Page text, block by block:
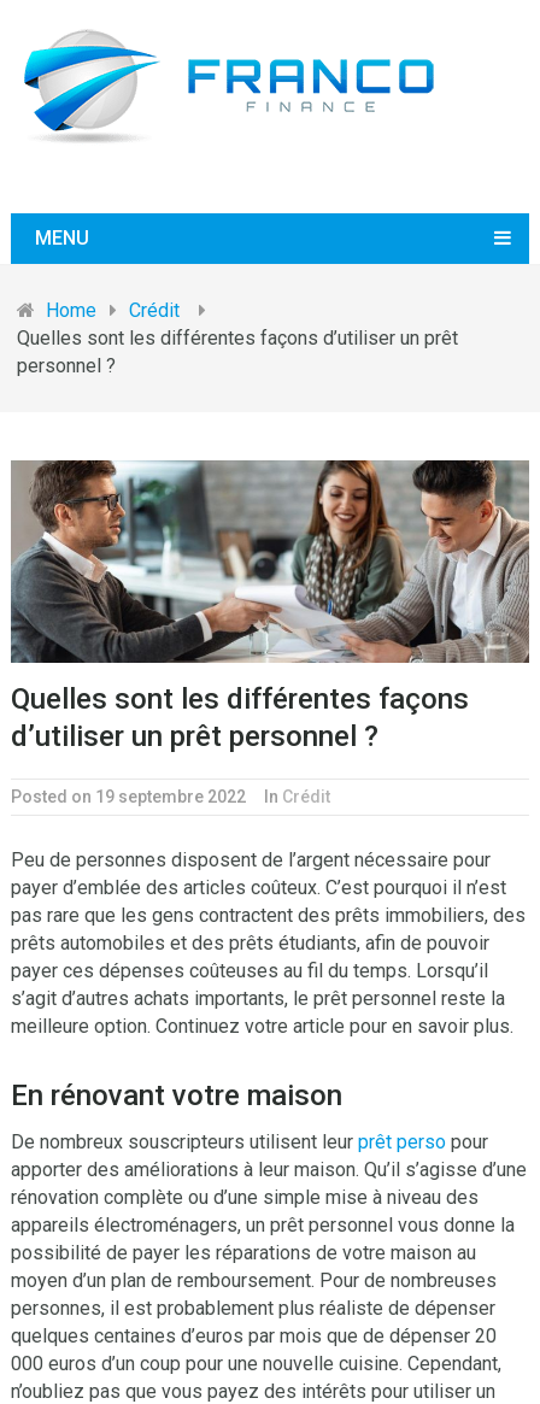
MENU
Home
Crédit
Quelles sont les différentes façons d’utiliser un prêt
personnel ?
Quelles sont les différentes façons
d’utiliser un prêt personnel ?
Posted on 19 septembre 2022 In Crédit
Peu de personnes disposent de l’argent nécessaire pour
payer d’emblée des articles coûteux. C’est pourquoi il n’est
pas rare que les gens contractent des prêts immobiliers, des
prêts automobiles et des prêts étudiants, afin de pouvoir
payer ces dépenses coûteuses au fil du temps. Lorsqu’il
s’agit d’autres achats importants, le prêt personnel reste la
meilleure option. Continuez votre article pour en savoir plus.
En rénovant votre maison
De nombreux souscripteurs utilisent leur prêt persopour
apporter des améliorations à leur maison. Qu’il s’agisse d’une
rénovation complète ou d’une simple mise à niveau des
appareils électroménagers, un prêt personnel vous donne la
possibilité de payer les réparations de votre maison au
moyen d’un plan de remboursement. Pour de nombreuses
personnes, il est probablement plus réaliste de dépenser
quelques centaines d’euros par mois que de dépenser 20
000 euros d’un coup pour une nouvelle cuisine. Cependant,
n’oubliez pas que vous payez des intérêts pour utiliser un